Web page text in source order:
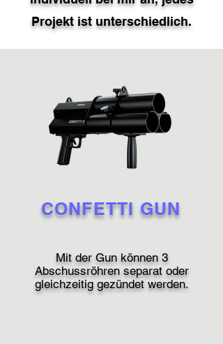
Projekt ist unterschiedlich.​
CONFETTI GUN
Mit der Gun können 3
Abschussröhren separat oder
gleichzeitig gezündet werden.